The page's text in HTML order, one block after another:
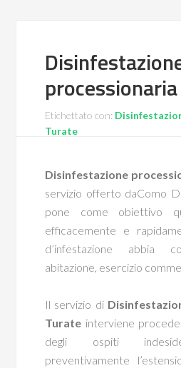
Etichettato con:
Turate
Disinfestazione
servizio offerto daComo
pone come obiettivo
efficacemente e
d’infestazione abbia
abitazione, esercizio
Il servizio di
Turate interviene
degli ospiti
preventivamente